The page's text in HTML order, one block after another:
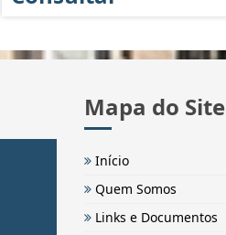
Mapa do Site
Início
Quem Somos
Links e Documentos